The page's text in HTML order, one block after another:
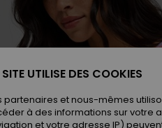
UTILISE DES COOKIES
partenaires et nous-mêmes
à des informations sur votre
et votre adresse IP)